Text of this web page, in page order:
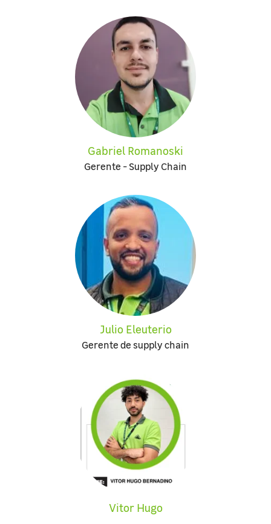
Gabriel Romanoski
Gerente - Supply Chain
Julio Eleuterio
Gerente de supply chain
Vitor Hugo